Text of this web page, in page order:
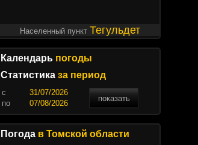
Населенный пункт Тегульдет
Календарь погоды
Статистика за период
c
показать
по
Погода в Томской области